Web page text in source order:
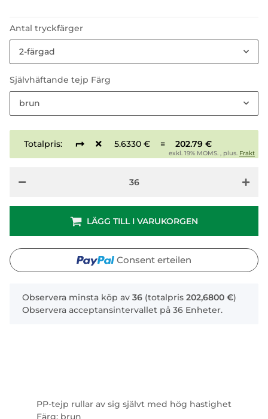
PP-tejp rullar av sig självt med hög hastighet
Färg: brun
Antal tryckfärger
2-färgad
Självhäftande tejp Färg
brun
Totalpris: 5.6330 € = 202.79 €
exkl. 19% MOMS. , plus. Frakt
LÄGG TILL I VARUKORGEN
Consent erteilen
x
Observera minsta köp av 36 (totalpris 202,6800 €)
Observera acceptansintervallet på 36 Enheter.